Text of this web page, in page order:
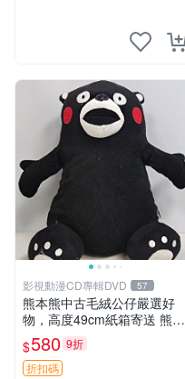
影視動漫CD專輯DVD 57
熊本熊中古毛絨公仔嚴選好
物，高度49cm紙箱寄送 熊本
熊 中古 毛絨公仔
$580 9折
折扣碼